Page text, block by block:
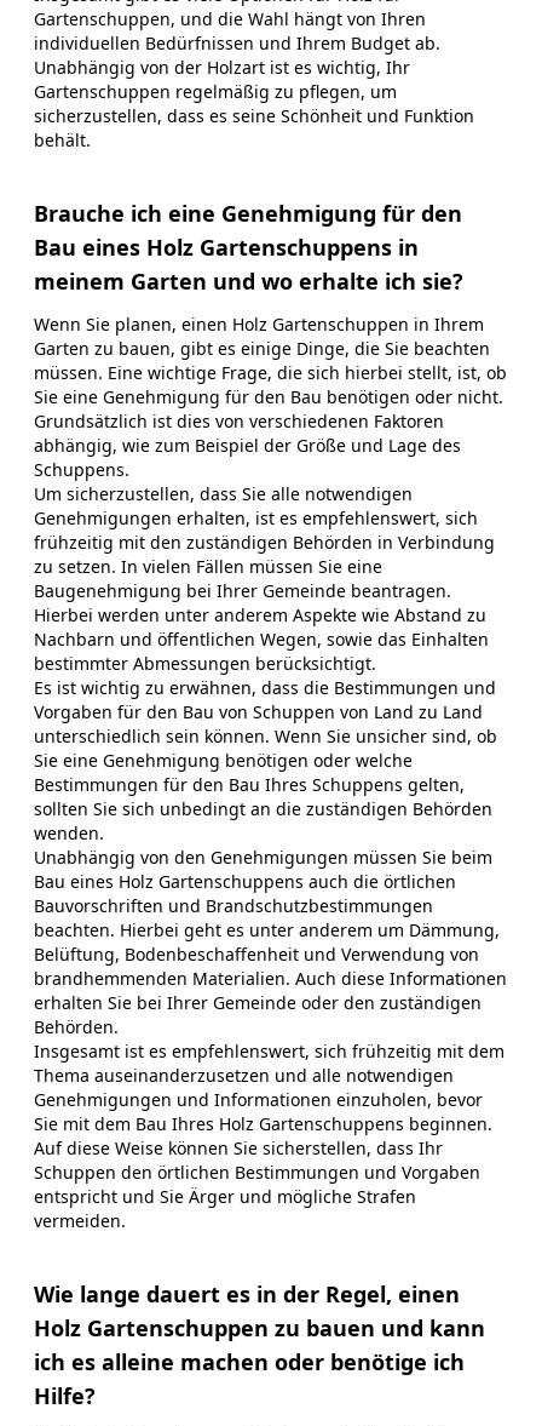
Gartenschuppen, und die Wahl hängt von Ihren
individuellen Bedürfnissen und Ihrem Budget ab.
Unabhängig von der Holzart ist es wichtig, Ihr
Gartenschuppen regelmäßig zu pflegen, um
sicherzustellen, dass es seine Schönheit und Funktion
behält.
Brauche ich eine Genehmigung für den
Bau eines Holz Gartenschuppens in
meinem Garten und wo erhalte ich sie?
Wenn Sie planen, einen Holz Gartenschuppen in Ihrem
Garten zu bauen, gibt es einige Dinge, die Sie beachten
müssen. Eine wichtige Frage, die sich hierbei stellt, ist, ob
Sie eine Genehmigung für den Bau benötigen oder nicht.
Grundsätzlich ist dies von verschiedenen Faktoren
abhängig, wie zum Beispiel der Größe und Lage des
Schuppens.
Um sicherzustellen, dass Sie alle notwendigen
Genehmigungen erhalten, ist es empfehlenswert, sich
frühzeitig mit den zuständigen Behörden in Verbindung
zu setzen. In vielen Fällen müssen Sie eine
Baugenehmigung bei Ihrer Gemeinde beantragen.
Hierbei werden unter anderem Aspekte wie Abstand zu
Nachbarn und öffentlichen Wegen, sowie das Einhalten
bestimmter Abmessungen berücksichtigt.
Es ist wichtig zu erwähnen, dass die Bestimmungen und
Vorgaben für den Bau von Schuppen von Land zu Land
unterschiedlich sein können. Wenn Sie unsicher sind, ob
Sie eine Genehmigung benötigen oder welche
Bestimmungen für den Bau Ihres Schuppens gelten,
sollten Sie sich unbedingt an die zuständigen Behörden
wenden.
Unabhängig von den Genehmigungen müssen Sie beim
Bau eines Holz Gartenschuppens auch die örtlichen
Bauvorschriften und Brandschutzbestimmungen
beachten. Hierbei geht es unter anderem um Dämmung,
Belüftung, Bodenbeschaffenheit und Verwendung von
brandhemmenden Materialien. Auch diese Informationen
erhalten Sie bei Ihrer Gemeinde oder den zuständigen
Behörden.
Insgesamt ist es empfehlenswert, sich frühzeitig mit dem
Thema auseinanderzusetzen und alle notwendigen
Genehmigungen und Informationen einzuholen, bevor
Sie mit dem Bau Ihres Holz Gartenschuppens beginnen.
Auf diese Weise können Sie sicherstellen, dass Ihr
Schuppen den örtlichen Bestimmungen und Vorgaben
entspricht und Sie Ärger und mögliche Strafen
vermeiden.
Wie lange dauert es in der Regel, einen
Holz Gartenschuppen zu bauen und kann
ich es alleine machen oder benötige ich
Hilfe?